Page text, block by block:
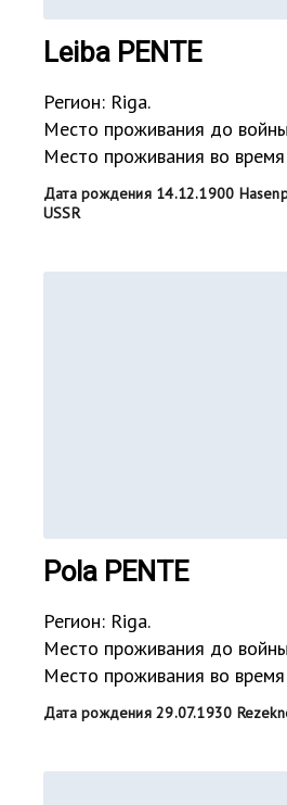
Leiba PENTE
Регион: Riga.
Место проживания до
Место проживания во время
Дата рождения 14.12.1900
USSR
Pola PENTE
Регион: Riga.
Место проживания до
Место проживания во время
Дата рождения 29.07.1930